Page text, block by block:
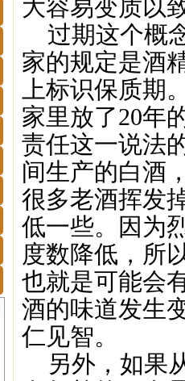
大容易变质以
过期这个概
家的规定是酒
上标识保质期
家里放了20年
责任这一说法
间生产的白酒
很多老酒挥发
低一些。因为
度数降低，所
也就是可能会
酒的味道发生
仁见智。
另外，如果